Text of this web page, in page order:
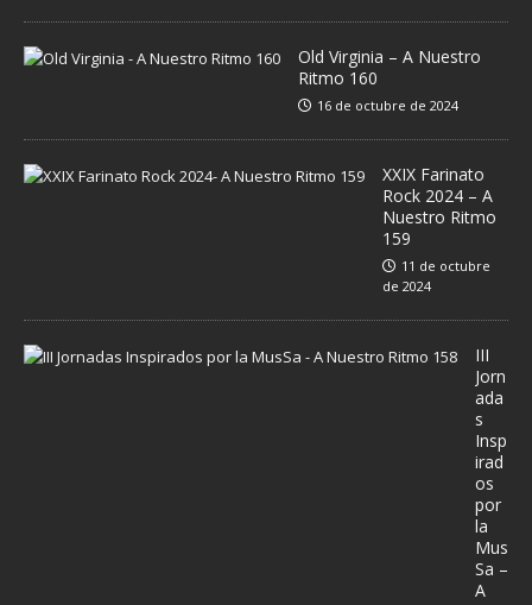
Old Virginia – A Nuestro
Ritmo 160
16 de octubre de 2024
XXIX Farinato
Rock 2024 – A
Nuestro Ritmo
159
11 de octubre
de 2024
III
Jorn
ada
s
Insp
irad
os
por
la
Mus
Sa –
A